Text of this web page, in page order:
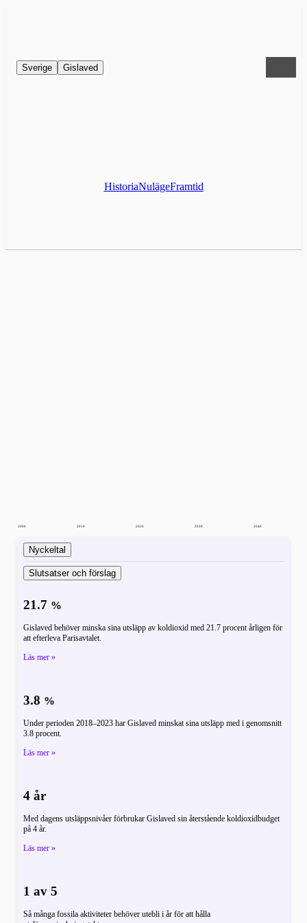
Sverige Gislaved
HistoriaNulägeFramtid
2000 2010 2020 2030 2040
Nyckeltal
Slutsatser och förslag
21.7 %
Gislaved behöver minska sina utsläpp av koldioxid med 21.7 procent årligen för
att efterleva Parisavtalet.
Läs mer »
3.8 %
Under perioden 2018–2023 har Gislaved minskat sina utsläpp med i genomsnitt
3.8 procent.
Läs mer »
4 år
Med dagens utsläppsnivåer förbrukar Gislaved sin återstående koldioxidbudget
på 4 år.
Läs mer »
1 av 5
Så många fossila aktiviteter behöver utebli i år för att hålla